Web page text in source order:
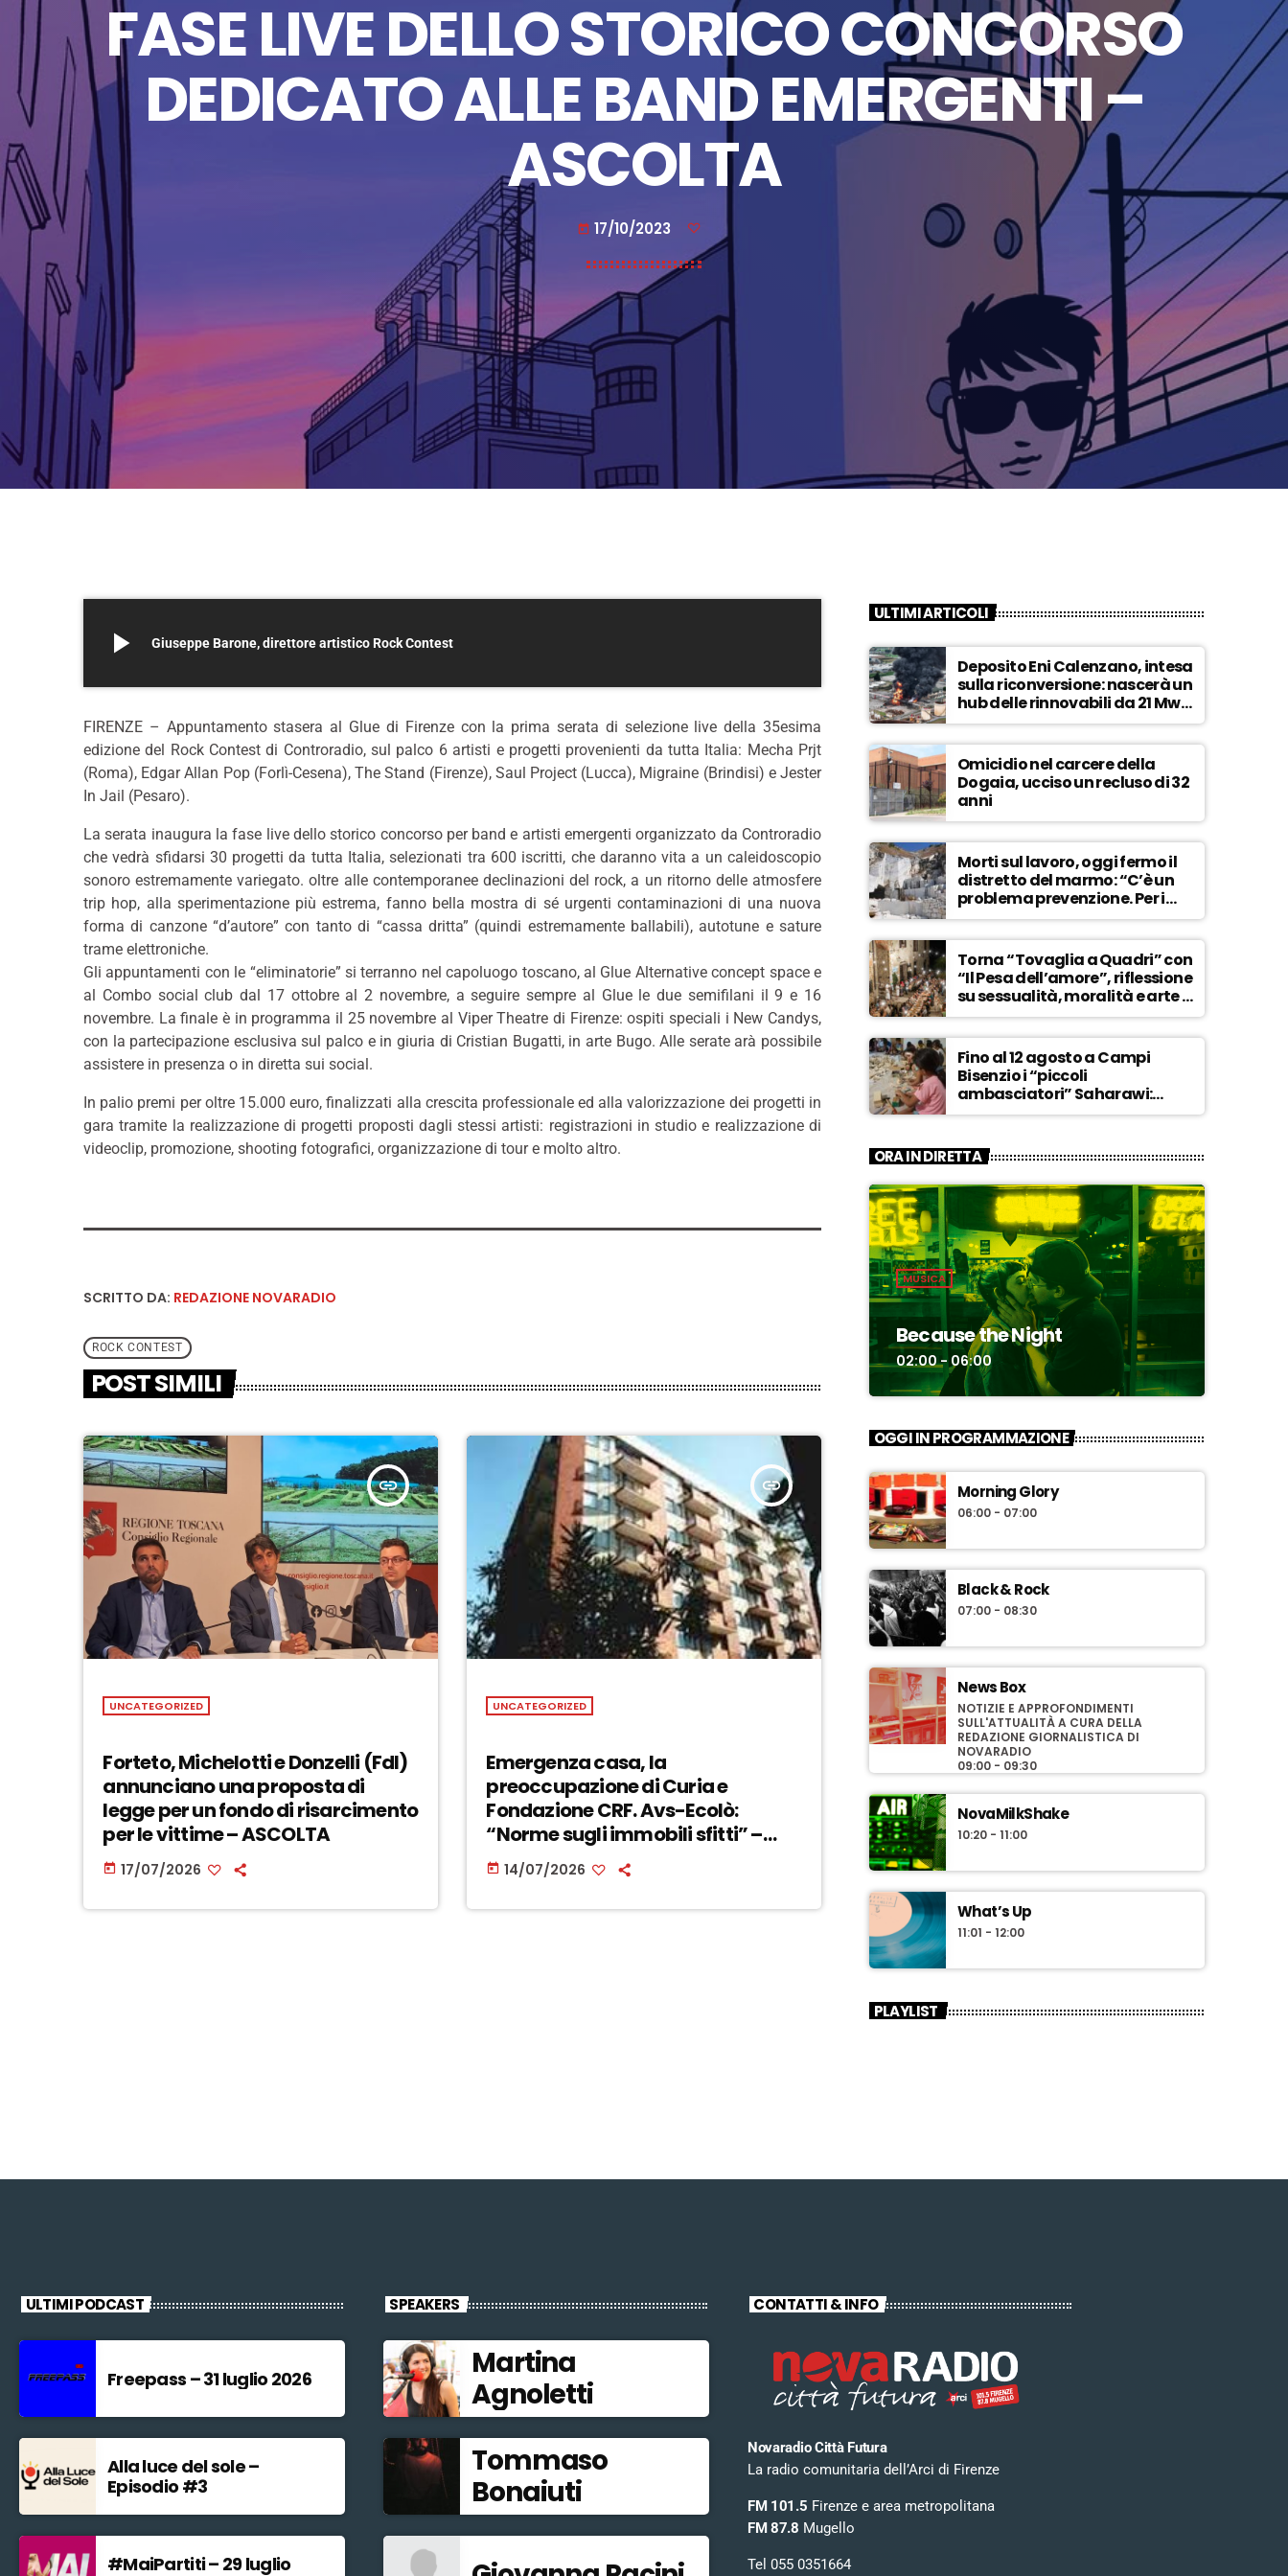
FASE LIVE DELLO STORICO CONCORSO
DEDICATO ALLE BAND EMERGENTI –
ASCOLTA
today 17/10/2023
play_arrow Giuseppe Barone, direttore artistico Rock Contest
FIRENZE – Appuntamento stasera al Glue di Firenze con la prima serata di selezione live della 35esima
edizione del Rock Contest di Controradio, sul palco 6 artisti e progetti provenienti da tutta Italia: Mecha Prjt
(Roma), Edgar Allan Pop (Forlì-Cesena), The Stand (Firenze), Saul Project (Lucca), Migraine (Brindisi) e Jester
In Jail (Pesaro).
La serata inaugura la fase live dello storico concorso per band e artisti emergenti organizzato da Controradio
che vedrà sfidarsi 30 progetti da tutta Italia, selezionati tra 600 iscritti, che daranno vita a un caleidoscopio
sonoro estremamente variegato. oltre alle contemporanee declinazioni del rock, a un ritorno delle atmosfere
trip hop, alla sperimentazione più estrema, fanno bella mostra di sé urgenti contaminazioni di una nuova
forma di canzone “d’autore” con tanto di “cassa dritta” (quindi estremamente ballabili), autotune e sature
trame elettroniche.
Gli appuntamenti con le “eliminatorie” si terranno nel capoluogo toscano, al Glue Alternative concept space e
al Combo social club dal 17 ottobre al 2 novembre, a seguire sempre al Glue le due semifilani il 9 e 16
novembre. La finale è in programma il 25 novembre al Viper Theatre di Firenze: ospiti speciali i New Candys,
con la partecipazione esclusiva sul palco e in giuria di Cristian Bugatti, in arte Bugo. Alle serate arà possibile
assistere in presenza o in diretta sui social.
In palio premi per oltre 15.000 euro, finalizzati alla crescita professionale ed alla valorizzazione dei progetti in
gara tramite la realizzazione di progetti proposti dagli stessi artisti: registrazioni in studio e realizzazione di
videoclip, promozione, shooting fotografici, organizzazione di tour e molto altro.
SCRITTO DA: REDAZIONE NOVARADIO
ROCK CONTEST
POST SIMILI
insert_link
UNCATEGORIZED
Forteto, Michelotti e Donzelli (FdI)
annunciano una proposta di
legge per un fondo di risarcimento
per le vittime – ASCOLTA
today 17/07/2026
insert_link
UNCATEGORIZED
Emergenza casa, la
preoccupazione di Curia e
Fondazione CRF. Avs-Ecolò:
“Norme sugli immobili sfitti” –
ASCOLTA
today 14/07/2026
ULTIMI ARTICOLI
Deposito Eni Calenzano, intesa
sulla riconversione: nascerà un
hub delle rinnovabili da 21 Mw –
ASCOLTA
Omicidio nel carcere della
Dogaia, ucciso un recluso di 32
anni
Morti sul lavoro, oggi fermo il
distretto del marmo: “C’è un
problema prevenzione. Per i
controlli, un solo ispettore” –
ASCOLTA
Torna “Tovaglia a Quadri” con
“Il Pesa dell’amore”, riflessione
su sessualità, moralità e arte –
ASCOLTA
Fino al 12 agosto a Campi
Bisenzio i “piccoli
ambasciatori” Saharawi:
“Sostenere la loro causa,
invadente” – ASCOLTA
ORA IN DIRETTA
MUSICA
Because the Night
02:00 - 06:00
OGGI IN PROGRAMMAZIONE
Morning Glory
06:00 - 07:00
Black & Rock
07:00 - 08:30
News Box
NOTIZIE E APPROFONDIMENTI
SULL'ATTUALITÀ A CURA DELLA
REDAZIONE GIORNALISTICA DI
NOVARADIO
09:00 - 09:30
NovaMilkShake
10:20 - 11:00
What’s Up
11:01 - 12:00
PLAYLIST
ULTIMI PODCAST
Freepass – 31 luglio 2026
Alla luce del sole –
Episodio #3
#MaiPartiti – 29 luglio
SPEAKERS
Martina
Agnoletti
Tommaso
Bonaiuti
CONTATTI & INFO
Novaradio Città Futura
La radio comunitaria dell’Arci di Firenze
FM 101.5 Firenze e area metropolitana
FM 87.8 Mugello
Tel 055 0351664